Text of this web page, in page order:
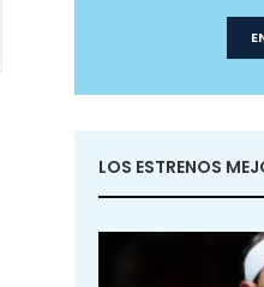
LOS ESTRENOS